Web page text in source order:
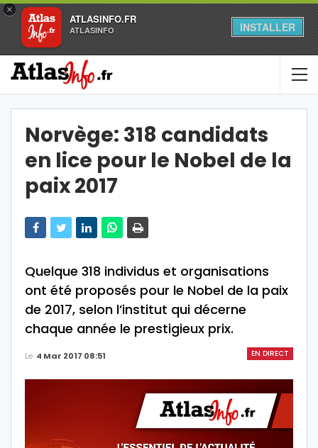
×
ATLASINFO.FR
ATLASINFO INSTALLER
Norvège: 318 candidats
en lice pour le Nobel de la
paix 2017
Quelque 318 individus et organisations
ont été proposés pour le Nobel de la paix
de 2017, selon l’institut qui décerne
chaque année le prestigieux prix.
EN DIRECT
Le 4 Mar 2017 08:51